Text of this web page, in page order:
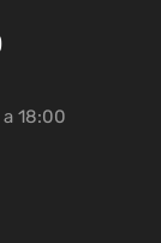
18:00